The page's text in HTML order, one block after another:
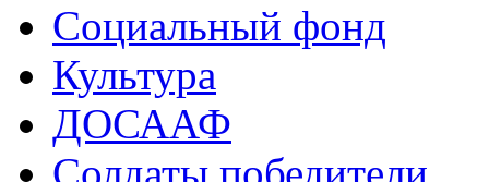
Социальный фонд
Культура
ДОСААФ
Солдаты победители